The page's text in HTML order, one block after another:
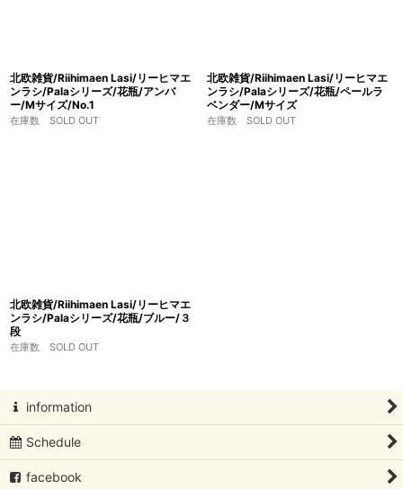
北欧雑貨/Riihimaen Lasi/リーヒマエ
ンラシ/Palaシリーズ/花瓶/アンバ
ー/Mサイズ/No.1
在庫数 SOLD OUT
北欧雑貨/Riihimaen Lasi/リーヒマエ
ンラシ/Palaシリーズ/花瓶/ペールラ
ベンダー/Mサイズ
在庫数 SOLD OUT
北欧雑貨/Riihimaen Lasi/リーヒマエ
ンラシ/Palaシリーズ/花瓶/ブルー/３
段
在庫数 SOLD OUT
information
Schedule
facebook